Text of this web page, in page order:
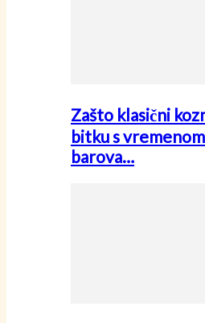
Zašto klasični
bitku s
barova…